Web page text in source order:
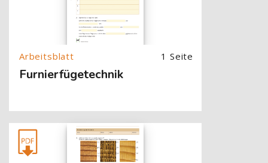
1 Seite
Furnierfügetechnik
[Cocoon] About (Text with Image) überspringen